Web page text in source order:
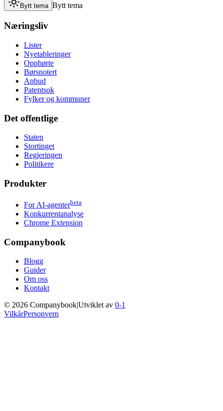
Bytt tema Bytt tema
Næringsliv
Lister
Nyetableringer
Opphørte
Børsnotert
Anbud
Patentsok
Fylker og kommuner
Det offentlige
Staten
Stortinget
Regjeringen
Politikere
Produkter
For AI-agenterbeta
Konkurrentanalyse
Chrome Extension
Companybook
Blogg
Guider
Om oss
Kontakt
© 2026 CompanybookUtviklet av 0-1
VilkårPersonvern